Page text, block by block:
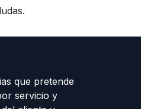
que pretende
servicio y